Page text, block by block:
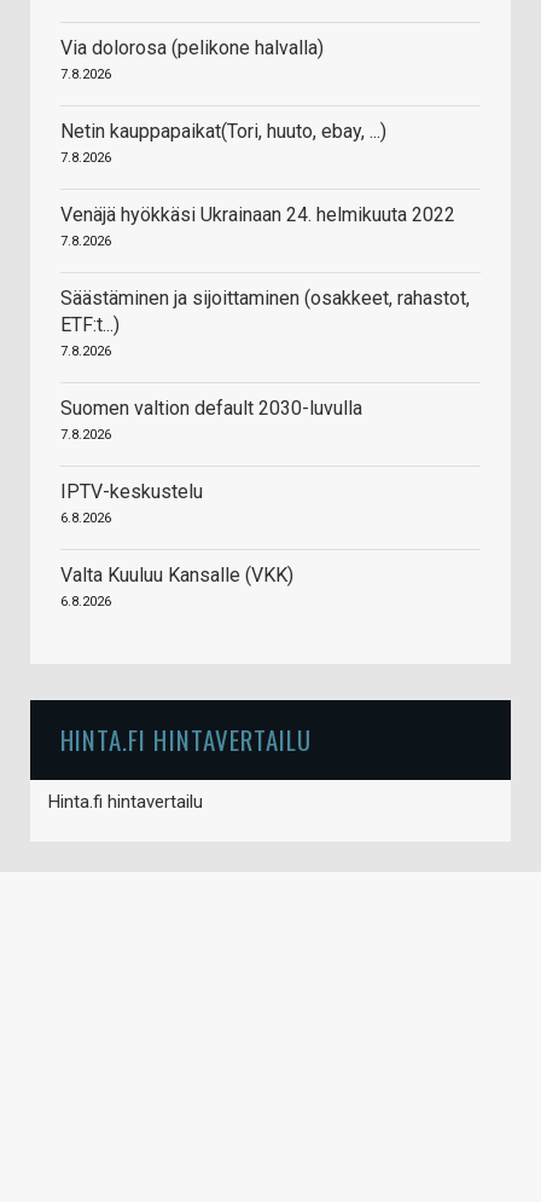
Via dolorosa (pelikone halvalla)
7.8.2026
Netin kauppapaikat(Tori, huuto, ebay, ...)
7.8.2026
Venäjä hyökkäsi Ukrainaan 24. helmikuuta 2022
7.8.2026
Säästäminen ja sijoittaminen (osakkeet, rahastot,
ETF:t...)
7.8.2026
Suomen valtion default 2030-luvulla
7.8.2026
IPTV-keskustelu
6.8.2026
Valta Kuuluu Kansalle (VKK)
6.8.2026
HINTA.FI HINTAVERTAILU
Hinta.fi hintavertailu